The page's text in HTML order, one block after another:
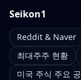
Seikon1
Reddit & Naver
최대주주 현황
미국 주식 주요